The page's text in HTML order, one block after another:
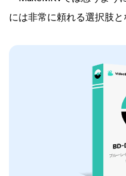
には非常に頼れる選択肢と